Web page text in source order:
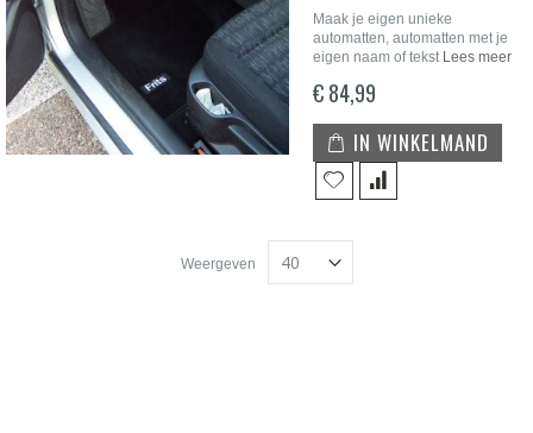
Maak je eigen unieke
automatten, automatten met je
eigen naam of tekst Lees meer
€ 84,99
IN WINKELMAND
Weergeven